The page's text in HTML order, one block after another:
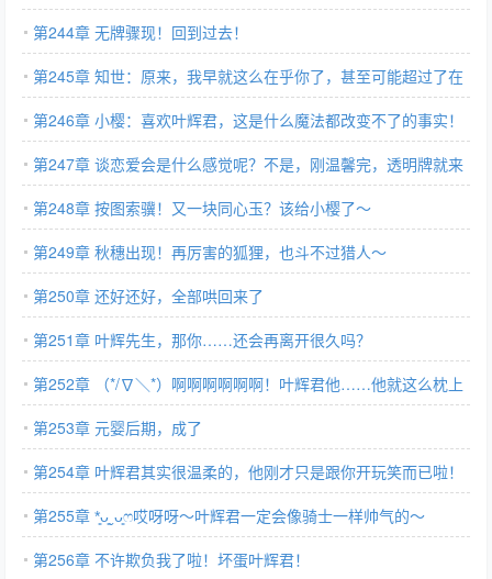
第244章 无牌骤现！回到过去！
第245章 知世：原来，我早就这么在乎你了，甚至可能超过了在
乎小樱
第246章 小樱：喜欢叶辉君，这是什么魔法都改变不了的事实！
第247章 谈恋爱会是什么感觉呢？不是，刚温馨完，透明牌就来
了？？
第248章 按图索骥！又一块同心玉？该给小樱了～
第249章 秋穗出现！再厉害的狐狸，也斗不过猎人～
第250章 还好还好，全部哄回来了
第251章 叶辉先生，那你……还会再离开很久吗？
第252章 （*/∇＼*）啊啊啊啊啊啊！叶辉君他……他就这么枕上
来了！
第253章 元婴后期，成了
第254章 叶辉君其实很温柔的，他刚才只是跟你开玩笑而已啦！
第255章 *͈ᴗ͈ˬᴗ͈ෆ哎呀呀～叶辉君一定会像骑士一样帅气的～
第256章 不许欺负我了啦！坏蛋叶辉君！